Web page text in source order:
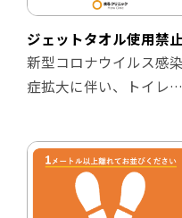
・待合室
・受付カウンター付近
・ホームページやブログ
記事など
・パワーポイント形式
※テキストやロゴを自由
ジェットタオル使用禁
新型コロナウイルス感染
症拡大に伴い、トイレ内
チラシです。
男性トイレ用、女性トイ
レ用をご用意していま